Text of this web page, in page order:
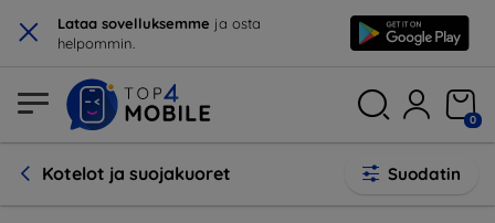
× Lataa sovelluksemme ja osta
helpommin.
0
Kotelot ja suojakuoret Suodatin